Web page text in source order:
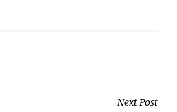
Next Post